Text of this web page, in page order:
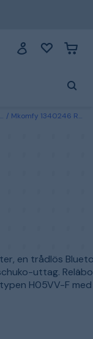
Mkomfy 1340246 Rutab Spistimer
en trådlös
uttag.
H05VV-F